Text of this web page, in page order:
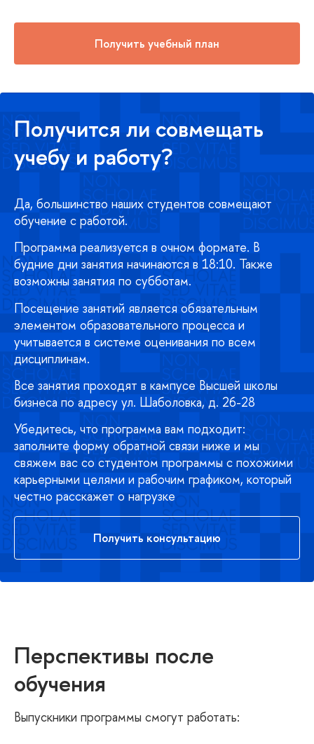
Получить учебный план
Получится ли совмещать
учебу и работу?
Да, большинство наших студентов совмещают
обучение с работой.
Программа реализуется в очном формате. В
будние дни занятия начинаются в 18:10. Также
возможны занятия по субботам.
Посещение занятий является обязательным
элементом образовательного процесса и
учитывается в системе оценивания по всем
дисциплинам.
Все занятия проходят в кампусе Высшей школы
бизнеса по адресу ул. Шаболовка, д. 26-28
Убедитесь, что программа вам подходит:
заполните форму обратной связи ниже и мы
свяжем вас со студентом программы с похожими
карьерными целями и рабочим графиком, который
честно расскажет о нагрузке
Получить консультацию
Перспективы после
обучения
Выпускники программы смогут работать: